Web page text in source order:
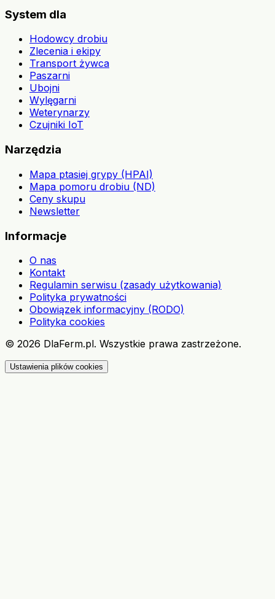
System dla
Hodowcy drobiu
Zlecenia i ekipy
Transport żywca
Paszarni
Ubojni
Wylęgarni
Weterynarzy
Czujniki IoT
Narzędzia
Mapa ptasiej grypy (HPAI)
Mapa pomoru drobiu (ND)
Ceny skupu
Newsletter
Informacje
O nas
Kontakt
Regulamin serwisu (zasady użytkowania)
Polityka prywatności
Obowiązek informacyjny (RODO)
Polityka cookies
© 2026 DlaFerm.pl. Wszystkie prawa zastrzeżone.
Ustawienia plików cookies